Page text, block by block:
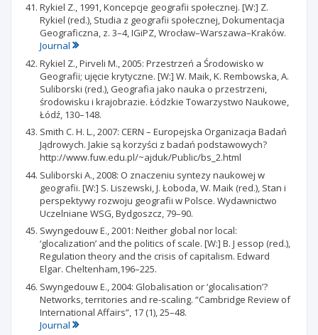
Rykiel Z., 1991, Koncepcje geografii społecznej. [W:] Z.
Rykiel (red.), Studia z geografii społecznej, Dokumentacja
Geograficzna, z. 3–4, IGiPZ, Wrocław–Warszawa–Kraków.
Journal
Rykiel Z., Pirveli M., 2005: Przestrzeń a Środowisko w
Geografii; ujęcie krytyczne. [W:] W. Maik, K. Rembowska, A.
Suliborski (red.), Geografia jako nauka o przestrzeni,
środowisku i krajobrazie. Łódzkie Towarzystwo Naukowe,
Łódź, 130–148.
Smith C. H. L., 2007: CERN – Europejska Organizacja Badań
Jądrowych. Jakie są korzyści z badań podstawowych?
http://www.fuw.edu.pl/~ajduk/Public/bs_2.html
Suliborski A., 2008: O znaczeniu syntezy naukowej w
geografii. [W:] S. Liszewski, J. Łoboda, W. Maik (red.), Stan i
perspektywy rozwoju geografii w Polsce. Wydawnictwo
Uczelniane WSG, Bydgoszcz, 79–90.
Swyngedouw E., 2001: Neither global nor local:
‘glocalization’ and the politics of scale. [W:] B. J essop (red.),
Regulation theory and the crisis of capitalism. Edward
Elgar. Cheltenham,196–225.
Swyngedouw E., 2004: Globalisation or ‘glocalisation’?
Networks, territories and re-scaling. “Cambridge Review of
International Affairs”, 17 (1), 25–48.
Journal